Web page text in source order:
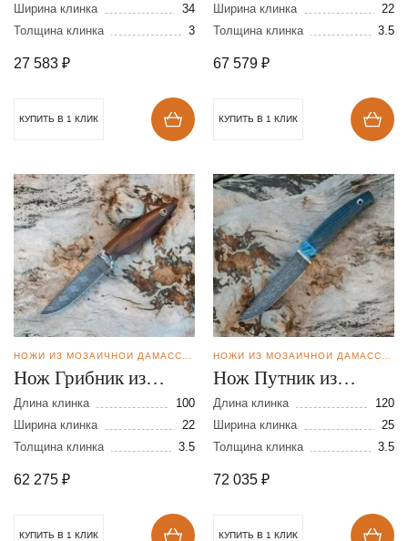
М-398
Ширина клинка
34
Толщина клинка
3
27 583 ₽
КУПИТЬ В 1 КЛИК
стали
Ширина клинка
22
Толщина клинка
3.5
67 579 ₽
КУПИТЬ В 1 КЛИК
Нож Грибник из
мозаичной дамасской
стали
Длина клинка
100
Ширина клинка
22
Толщина клинка
3.5
62 275 ₽
КУПИТЬ В 1 КЛИК
Нож Путник из
мозаичной дамасской
стали
Длина клинка
120
Ширина клинка
25
Толщина клинка
3.5
72 035 ₽
КУПИТЬ В 1 КЛИК